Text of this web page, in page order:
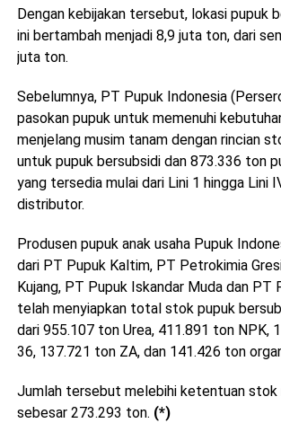
Dengan kebijakan tersebut, lokasi pupuk
ini bertambah menjadi 8,9 juta ton, dari
juta ton.
Sebelumnya, PT Pupuk Indonesia
pasokan pupuk untuk memenuhi
menjelang musim tanam dengan rincian
untuk pupuk bersubsidi dan 873.336 ton
yang tersedia mulai dari Lini 1 hingga Lini
distributor.
Produsen pupuk anak usaha Pupuk
dari PT Pupuk Kaltim, PT Petrokimia
Kujang, PT Pupuk Iskandar Muda dan PT
telah menyiapkan total stok pupuk
dari 955.107 ton Urea, 411.891 ton NPK,
36, 137.721 ton ZA, dan 141.426 ton
Jumlah tersebut melebihi ketentuan stok
sebesar 273.293 ton. (*)